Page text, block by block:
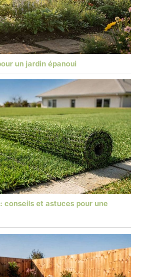
un jardin épanoui
conseils et astuces pour une